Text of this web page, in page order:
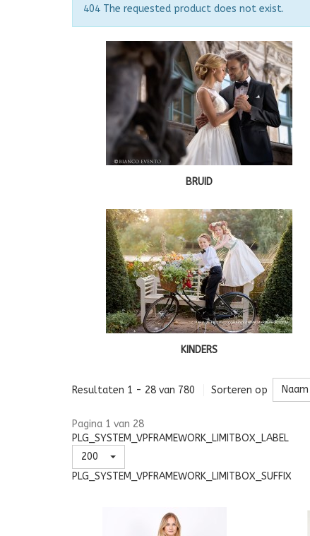
Notice
404 The requested product does not exist.
BRUID
KINDERS
Resultaten 1 - 28 van 780 Sorteren op
Pagina 1 van 28
PLG_SYSTEM_VPFRAMEWORK_LIMITBOX_LABEL
200
PLG_SYSTEM_VPFRAMEWORK_LIMITBOX_SUFFIX